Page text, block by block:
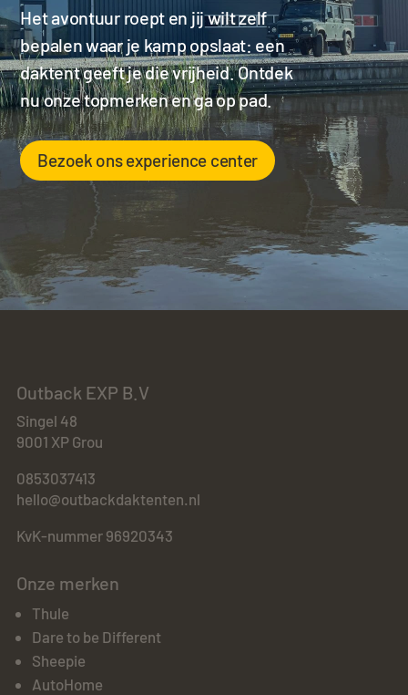
Het avontuur roept en jij wilt zelf
bepalen waar je kamp opslaat: een
daktent geeft je die vrijheid. Ontdek
nu onze topmerken en ga op pad.
Bezoek ons experience center
Outback EXP B.V
Singel 48
9001 XP Grou
0853037413
hello@outbackdaktenten.nl
KvK-nummer 96920343
Onze merken
Thule
Dare to be Different
Sheepie
AutoHome